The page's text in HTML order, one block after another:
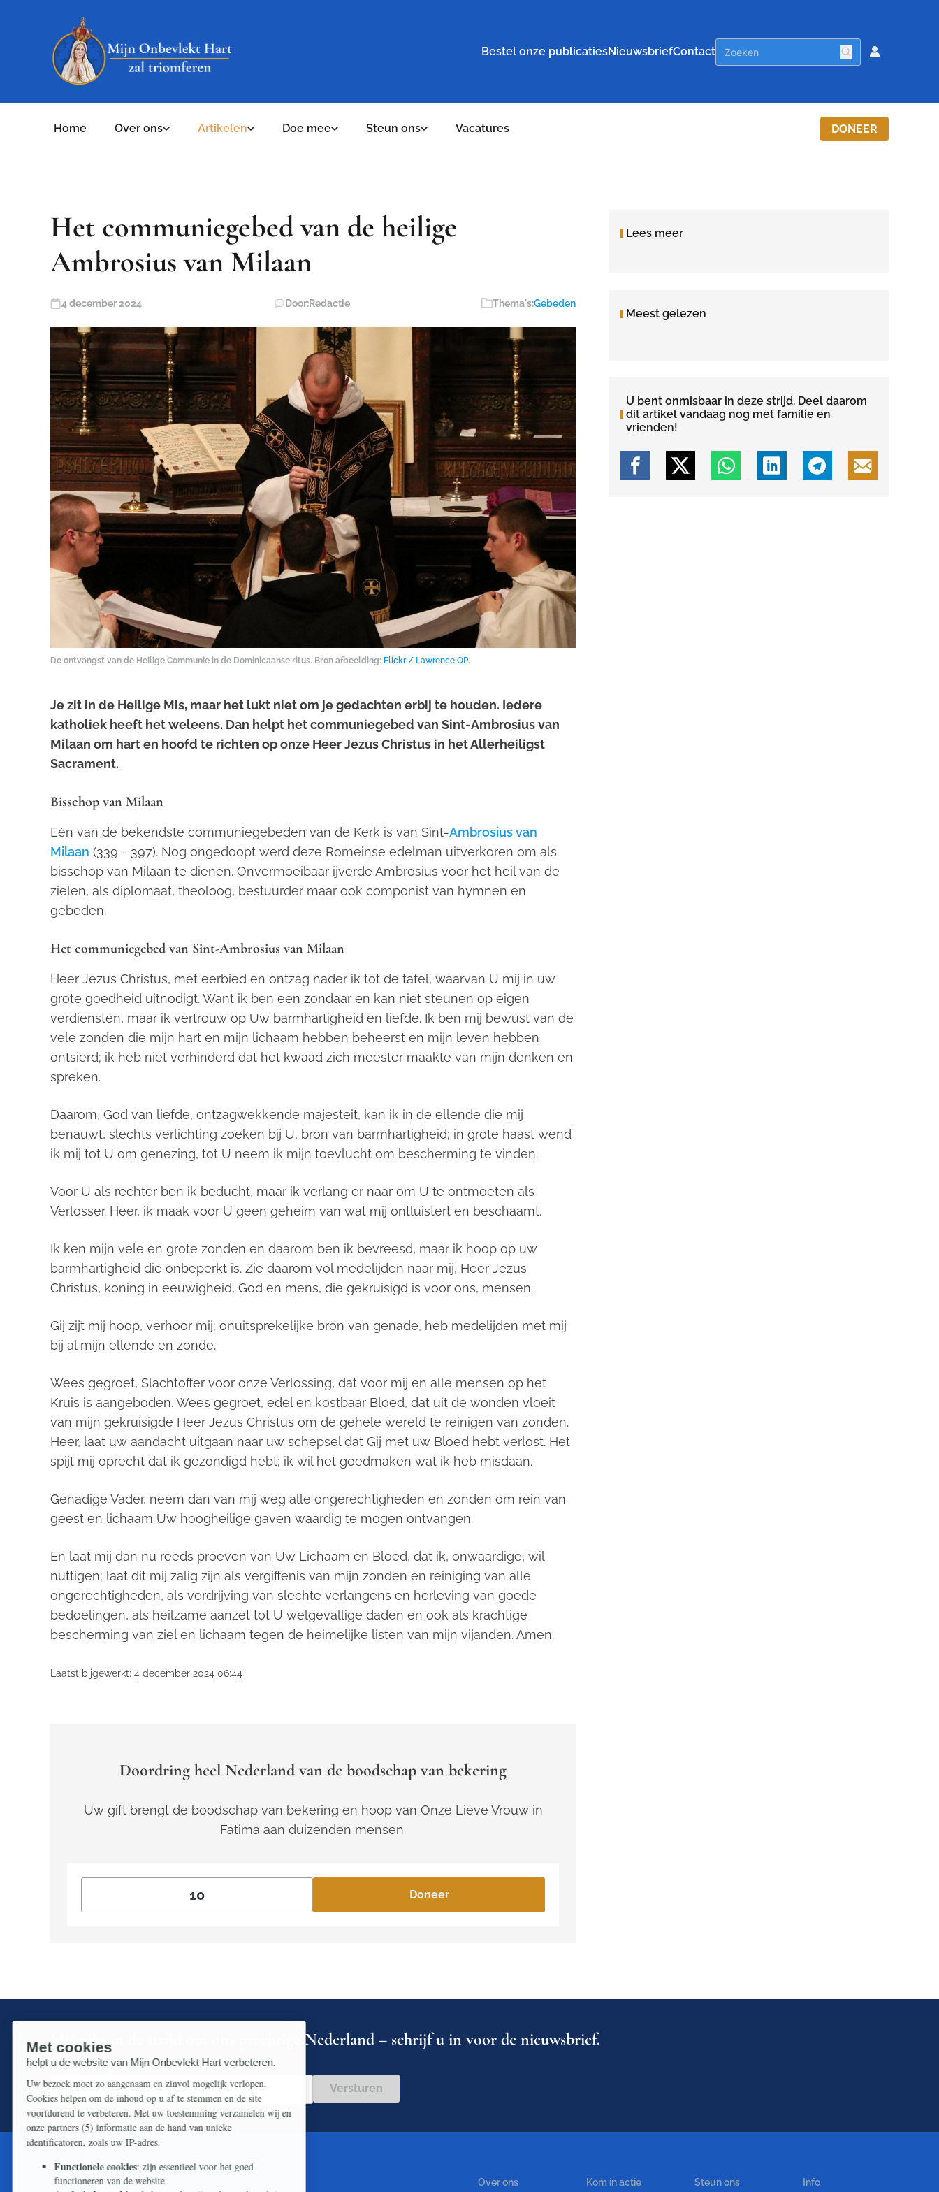
Bestel onze publicatiesNieuwsbriefContact
Home Over ons Artikelen Doe mee Steun ons Vacatures DONEER
Het communiegebed van de heilige
Ambrosius van Milaan
4 december 2024 Door:Redactie Thema's:Gebeden
De ontvangst van de Heilige Communie in de Dominicaanse ritus. Bron afbeelding: Flickr / Lawrence OP.
Je zit in de Heilige Mis, maar het lukt niet om je gedachten erbij te houden. Iedere
katholiek heeft het weleens. Dan helpt het communiegebed van Sint-Ambrosius van
Milaan om hart en hoofd te richten op onze Heer Jezus Christus in het Allerheiligst
Sacrament.
Bisschop van Milaan
Eén van de bekendste communiegebeden van de Kerk is van Sint-Ambrosius van
Milaan (339 - 397). Nog ongedoopt werd deze Romeinse edelman uitverkoren om als
bisschop van Milaan te dienen. Onvermoeibaar ijverde Ambrosius voor het heil van de
zielen, als diplomaat, theoloog, bestuurder maar ook componist van hymnen en
gebeden.
Het communiegebed van Sint-Ambrosius van Milaan
Heer Jezus Christus, met eerbied en ontzag nader ik tot de tafel, waarvan U mij in uw
grote goedheid uitnodigt. Want ik ben een zondaar en kan niet steunen op eigen
verdiensten, maar ik vertrouw op Uw barmhartigheid en liefde. Ik ben mij bewust van de
vele zonden die mijn hart en mijn lichaam hebben beheerst en mijn leven hebben
ontsierd; ik heb niet verhinderd dat het kwaad zich meester maakte van mijn denken en
spreken.
Daarom, God van liefde, ontzagwekkende majesteit, kan ik in de ellende die mij
benauwt, slechts verlichting zoeken bij U, bron van barmhartigheid; in grote haast wend
ik mij tot U om genezing, tot U neem ik mijn toevlucht om bescherming te vinden.
Voor U als rechter ben ik beducht, maar ik verlang er naar om U te ontmoeten als
Verlosser. Heer, ik maak voor U geen geheim van wat mij ontluistert en beschaamt.
Ik ken mijn vele en grote zonden en daarom ben ik bevreesd, maar ik hoop op uw
barmhartigheid die onbeperkt is. Zie daarom vol medelijden naar mij, Heer Jezus
Christus, koning in eeuwigheid, God en mens, die gekruisigd is voor ons, mensen.
Gij zijt mij hoop, verhoor mij; onuitsprekelijke bron van genade, heb medelijden met mij
bij al mijn ellende en zonde.
Wees gegroet, Slachtoffer voor onze Verlossing, dat voor mij en alle mensen op het
Kruis is aangeboden. Wees gegroet, edel en kostbaar Bloed, dat uit de wonden vloeit
van mijn gekruisigde Heer Jezus Christus om de gehele wereld te reinigen van zonden.
Heer, laat uw aandacht uitgaan naar uw schepsel dat Gij met uw Bloed hebt verlost. Het
spijt mij oprecht dat ik gezondigd hebt; ik wil het goedmaken wat ik heb misdaan.
Genadige Vader, neem dan van mij weg alle ongerechtigheden en zonden om rein van
geest en lichaam Uw hoogheilige gaven waardig te mogen ontvangen.
En laat mij dan nu reeds proeven van Uw Lichaam en Bloed, dat ik, onwaardige, wil
nuttigen; laat dit mij zalig zijn als vergiffenis van mijn zonden en reiniging van alle
ongerechtigheden, als verdrijving van slechte verlangens en herleving van goede
bedoelingen, als heilzame aanzet tot U welgevallige daden en ook als krachtige
bescherming van ziel en lichaam tegen de heimelijke listen van mijn vijanden. Amen.
Laatst bijgewerkt: 4 december 2024 06:44
Doordring heel Nederland van de boodschap van bekering
Uw gift brengt de boodschap van bekering en hoop van Onze Lieve Vrouw in
Fatima aan duizenden mensen.
Doneer
Lees meer
Meest gelezen
U bent onmisbaar in deze strijd. Deel daarom
dit artikel vandaag nog met familie en
vrienden!
Mis niks in de strijd om ons prachtige Nederland – schrijf u in voor de nieuwsbrief.
Zorg dat u geen enkel belangrijk artikel mist.
Versturen
Over ons Kom in actie Steun ons Info